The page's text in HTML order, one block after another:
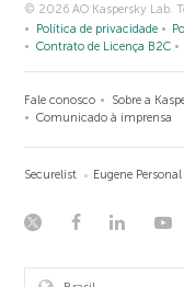
© 2026 AO Kaspersky Lab.
Política de privacidade
Contrato de Licença B2C
Fale conosco Sobre a
Comunicado à imprensa
Securelist Eugene